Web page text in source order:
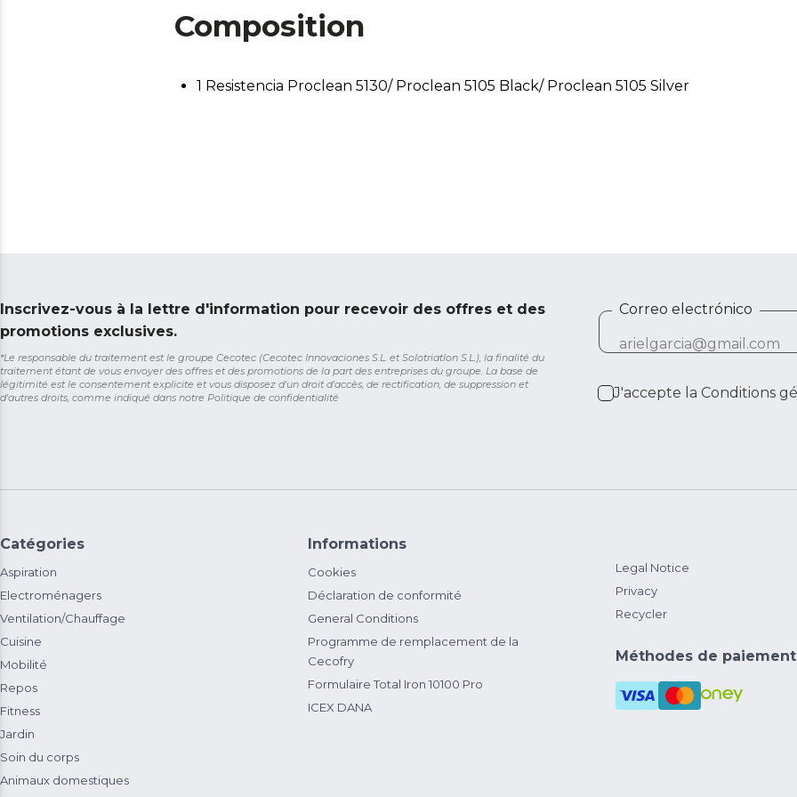
Composition
1 Resistencia Proclean 5130/ Proclean 5105 Black/ Proclean 5105 Silver
Inscrivez-vous à la lettre d'information pour recevoir des offres et des
promotions exclusives.
*Le responsable du traitement est le groupe Cecotec (Cecotec Innovaciones S.L. et Solotriatlon S.L.), la finalité du
traitement étant de vous envoyer des offres et des promotions de la part des entreprises du groupe. La base de
légitimité est le consentement explicite et vous disposez d'un droit d'accès, de rectification, de suppression et
d'autres droits, comme indiqué dans notre Politique de confidentialité
Correo electrónico
J'accepte la Conditions
Catégories
Aspiration
Electroménagers
Ventilation/Chauffage
Cuisine
Mobilité
Repos
Fitness
Jardin
Soin du corps
Animaux domestiques
Informations
Cookies
Déclaration de conformité
General Conditions
Programme de remplacement de la
Cecofry
Formulaire Total Iron 10100 Pro
ICEX DANA
Legal Notice
Privacy
Recycler
Méthodes de paiement